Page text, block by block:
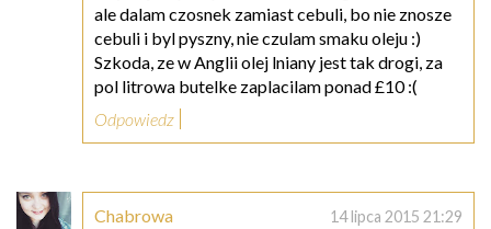
ale dalam czosnek zamiast cebuli, bo nie znosze
cebuli i byl pyszny, nie czulam smaku oleju :)
Szkoda, ze w Anglii olej lniany jest tak drogi, za
pol litrowa butelke zaplacilam ponad £10 :(
Odpowiedz
Chabrowa 14 lipca 2015 21:29